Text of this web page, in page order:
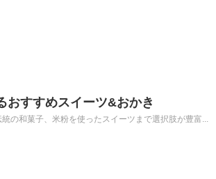
おすすめスイーツ&おかき
の和菓子、米粉を使ったスイーツまで選択肢が豊富...